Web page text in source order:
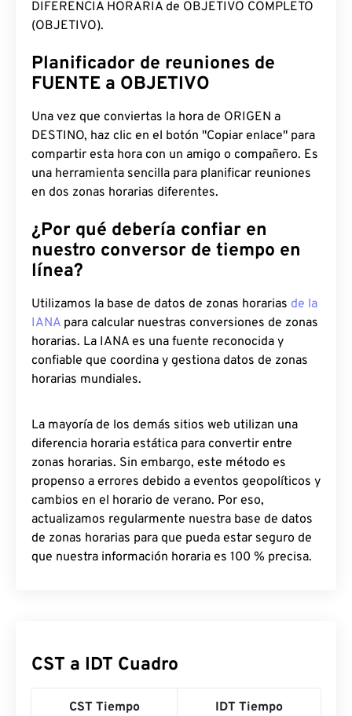
DIFERENCIA HORARIA de OBJETIVO COMPLETO
(OBJETIVO).
Planificador de reuniones de
FUENTE a OBJETIVO
Una vez que conviertas la hora de ORIGEN a
DESTINO, haz clic en el botón "Copiar enlace" para
compartir esta hora con un amigo o compañero. Es
una herramienta sencilla para planificar reuniones
en dos zonas horarias diferentes.
¿Por qué debería confiar en
nuestro conversor de tiempo en
línea?
Utilizamos la base de datos de zonas horarias de la
IANA para calcular nuestras conversiones de zonas
horarias. La IANA es una fuente reconocida y
confiable que coordina y gestiona datos de zonas
horarias mundiales.
La mayoría de los demás sitios web utilizan una
diferencia horaria estática para convertir entre
zonas horarias. Sin embargo, este método es
propenso a errores debido a eventos geopolíticos y
cambios en el horario de verano. Por eso,
actualizamos regularmente nuestra base de datos
de zonas horarias para que pueda estar seguro de
que nuestra información horaria es 100 % precisa.
CST a IDT Cuadro
CST Tiempo IDT Tiempo